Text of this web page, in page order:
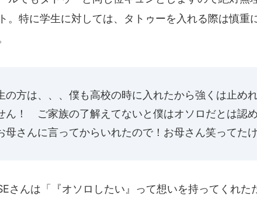
。特に学生に対しては、タトゥーを入れる際は慎重
の方は、、、僕も高校の時に入れたから強くは止め
ん！ ご家族の了解えてないと僕はオソロだとは認
母さんに言ってからいれたので！お母さん笑ってたけ
さんは「『オソロしたい』って想いを持ってくれた